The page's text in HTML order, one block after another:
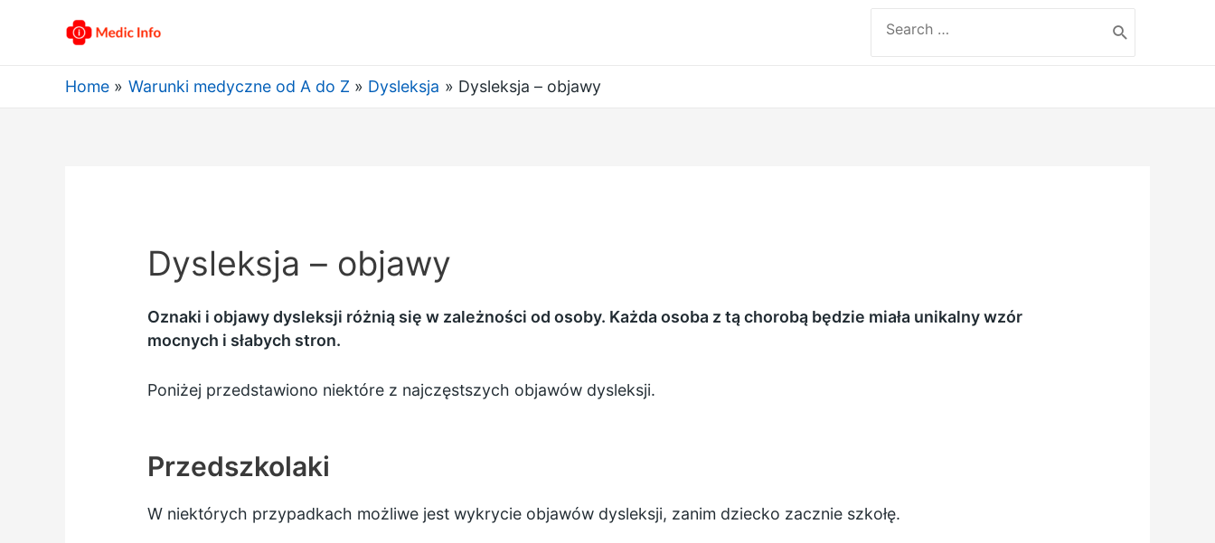
for:
Home Warunki medyczne od A do Z Dysleksja Dysleksja – objawy
Dysleksja – objawy
Oznaki i objawy dysleksji różnią się w zależności od osoby. Każda osoba z tą chorobą będzie miała unikalny wzór
mocnych i słabych stron.
Poniżej przedstawiono niektóre z najczęstszych objawów dysleksji.
Przedszkolaki
W niektórych przypadkach możliwe jest wykrycie objawów dysleksji, zanim dziecko zacznie szkołę.